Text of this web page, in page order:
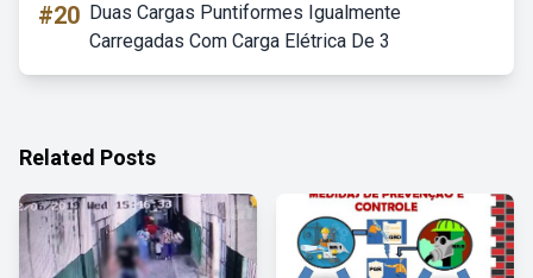
#20 Duas Cargas Puntiformes Igualmente
Carregadas Com Carga Elétrica De 3
Related Posts